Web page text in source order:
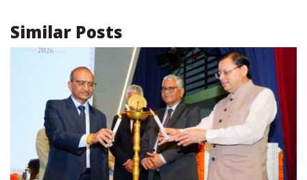
Similar Posts